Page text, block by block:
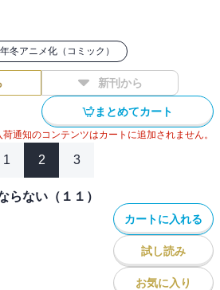
冬アニメ化（コミック）
新刊から
まとめてカート
通知のコンテンツはカートに追加されません。
1 2 3
らない（１１）
カートに入れる
試し読み
お気に入り